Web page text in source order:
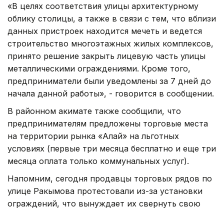
«В целях соответствия улицы архитектурному
облику столицы, а также в связи с тем, что вблизи
данных пристроек находится мечеть и ведется
строительство многоэтажных жилых комплексов,
принято решение закрыть лицевую часть улицы
металлическими ограждениями. Кроме того,
предприниматели были уведомлены за 7 дней до
начала данной работы», - говорится в сообщении.
В районном акимате также сообщили, что
предпринимателям предложены торговые места
на территории рынка «Алай» на льготных
условиях (первые три месяца бесплатно и еще три
месяца оплата только коммунальных услуг).
Напомним, сегодня продавцы торговых рядов по
улице Ракымова протестовали из-за установки
ограждений, что вынуждает их свернуть свою